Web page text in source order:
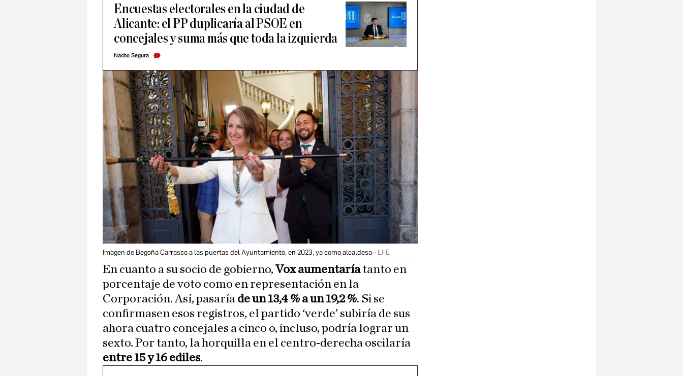
Encuestas electorales en la ciudad de
Alicante: el PP duplicaría al PSOE en
concejales y suma más que toda la izquierda
Nacho Segura
Imagen de Begoña Carrasco a las puertas del Ayuntamiento, en 2023, ya como alcaldesa EFE
En cuanto a su socio de gobierno,Vox aumentaríatanto en
porcentaje de voto como en representación en la
Corporación. Así, pasaría de un 13,4 % a un 19,2 %. Si se
confirmasen esos registros, el partido ‘verde’ subiría de sus
ahora cuatro concejales a cinco o, incluso, podría lograr un
sexto. Por tanto, la horquilla en el centro-derecha oscilaría
entre 15 y 16 ediles.